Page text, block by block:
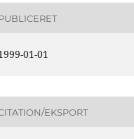
01-01
EKSPORT